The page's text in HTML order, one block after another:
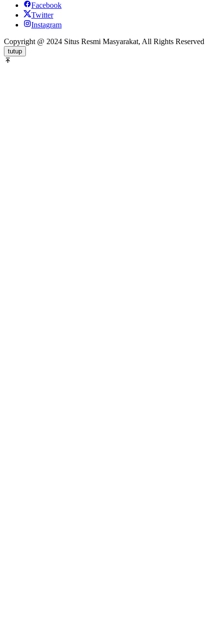
Facebook
Twitter
Instagram
Copyright @ 2024 Situs Resmi Masyarakat, All Rights Reserved
tutup